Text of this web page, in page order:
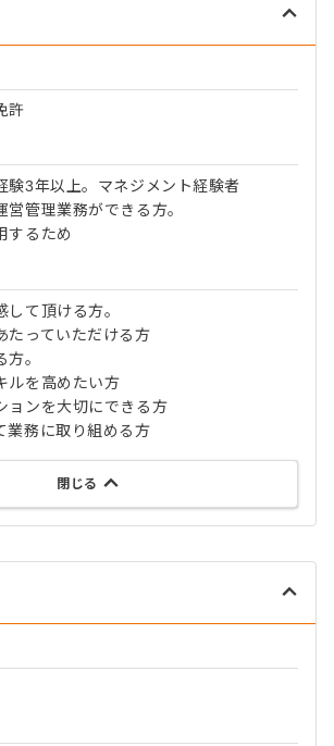
許
験3年以上。マネジメント経験者
営管理業務ができる方。
するため
して頂ける方。
たっていただける方
方。
ルを高めたい方
ョンを大切にできる方
業務に取り組める方
閉じる